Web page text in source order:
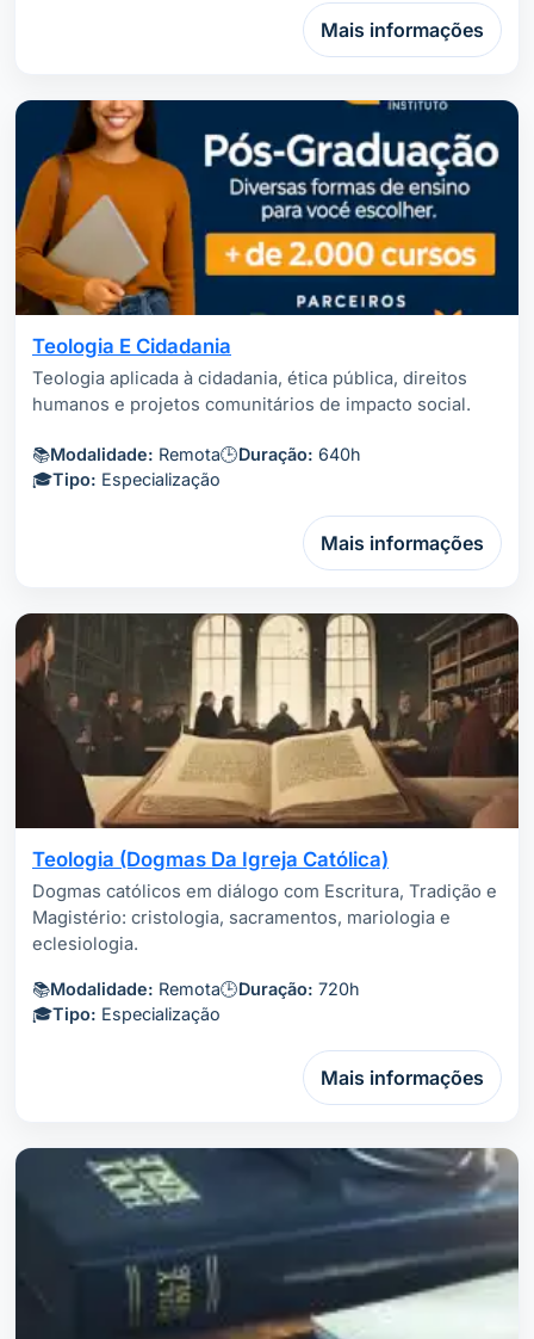
Mais informações
Teologia E Cidadania
Teologia aplicada à cidadania, ética pública, direitos
humanos e projetos comunitários de impacto social.
📚Modalidade: Remota🕒Duração: 640h
🎓Tipo: Especialização
Mais informações
Teologia (Dogmas Da Igreja Católica)
Dogmas católicos em diálogo com Escritura, Tradição e
Magistério: cristologia, sacramentos, mariologia e
eclesiologia.
📚Modalidade: Remota🕒Duração: 720h
🎓Tipo: Especialização
Mais informações